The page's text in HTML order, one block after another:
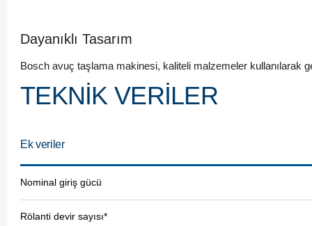
Dayanıklı Tasarım
Bosch avuç taşlama makinesi, kaliteli malzemeler kullanılarak
TEKNİK VERİLER
Ek veriler
Nominal giriş gücü
Rölanti devir sayısı*